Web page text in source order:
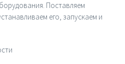
Поставляем
его, запускаем и